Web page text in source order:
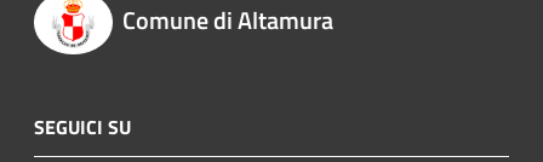
Comune di Altamura
SEGUICI SU